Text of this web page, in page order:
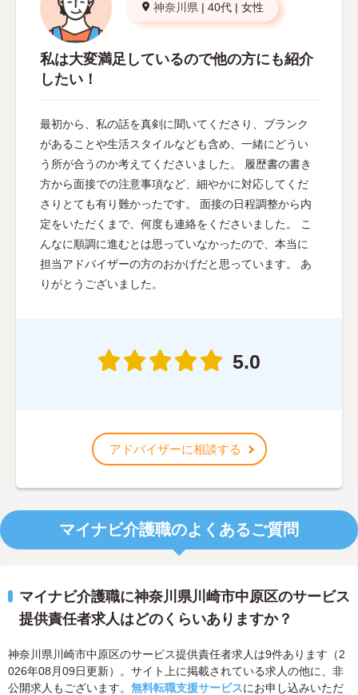
神奈川県 | 40代 | 女性
私は大変満足しているので他の方にも紹介
したい！
最初から、私の話を真剣に聞いてくださり、ブランク
があることや生活スタイルなども含め、一緒にどうい
う所が合うのか考えてくださいました。 履歴書の書き
方から面接での注意事項など、細やかに対応してくだ
さりとても有り難かったです。 面接の日程調整から内
定をいただくまで、何度も連絡をくださいました。 こ
んなに順調に進むとは思っていなかったので、本当に
担当アドバイザーの方のおかげだと思っています。 あ
りがとうございました。
5.0
アドバイザーに相談する
マイナビ介護職のよくあるご質問
マイナビ介護職に神奈川県川崎市中原区のサービス
提供責任者求人はどのくらいありますか？
神奈川県川崎市中原区のサービス提供責任者求人は9件あります（2
026年08月09日更新）。サイト上に掲載されている求人の他に、非
公開求人もございます。 無料転職支援サービスにお申し込みいただ